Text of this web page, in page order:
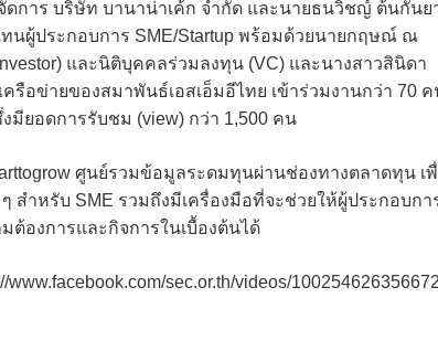
การ บริษัท บานาน่าเค้ก จำกัด และนายธนวิชญ์ ต้นกันย
นผู้ประกอบการ SME/Startup พร้อมด้วยนายกฤษณ์ ณ
และนิติบุคคลร่วมลงทุน (VC) และนางสาวสินิดา
รือข่ายของสมาพันธ์เอสเอ็มอีไทย เข้าร่วมงานกว่า 70
มียอดการรับชม (view) กว่า 1,500 คน
ศูนย์รวมข้อมูลระดมทุนผ่านช่องทางตลาดทุน เ
สำหรับ SME รวมถึงมีเครื่องมือที่จะช่วยให้ผู้ประกอบกา
องการและกิจการในเบื้องต้นได้
sec.or.th/videos/